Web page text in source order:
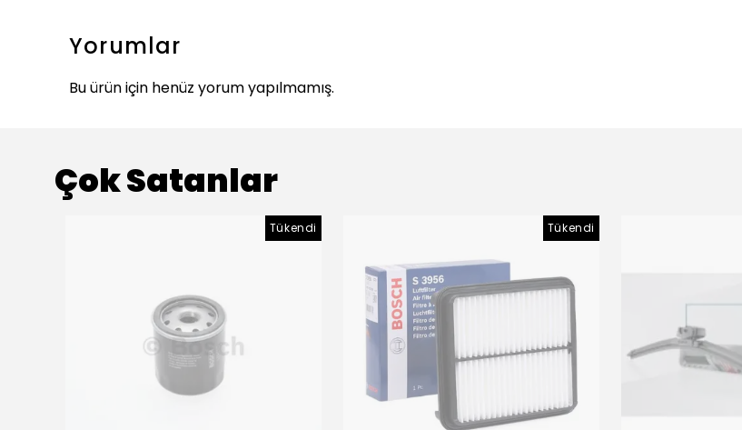
Yorumlar
Bu ürün için henüz yorum yapılmamış.
Çok Satanlar
Tükendi Tükendi